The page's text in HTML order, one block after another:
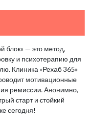
блок» — это метод,
и психотерапию для
Клиника «Рехаб 365»
мотивационные
ремиссии. Анонимно,
старт и стойкий
сегодня!